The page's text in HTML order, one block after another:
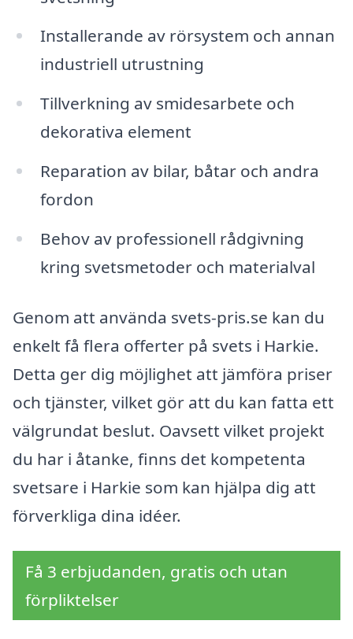
Installerande av rörsystem och annan
industriell utrustning
Tillverkning av smidesarbete och
dekorativa element
Reparation av bilar, båtar och andra
fordon
Behov av professionell rådgivning
kring svetsmetoder och materialval
Genom att använda svets-pris.se kan du
enkelt få flera offerter på svets i Harkie.
Detta ger dig möjlighet att jämföra priser
och tjänster, vilket gör att du kan fatta ett
välgrundat beslut. Oavsett vilket projekt
du har i åtanke, finns det kompetenta
svetsare i Harkie som kan hjälpa dig att
förverkliga dina idéer.
Få 3 erbjudanden, gratis och utan
förpliktelser